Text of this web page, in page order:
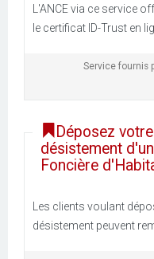
L'ANCE via ce service
le certificat ID-Trust en
Service fournis
Déposez
désistement
Foncière
Les clients voulant
désistement peuvent